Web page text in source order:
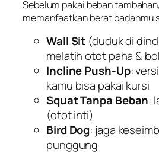
Sebelum pakai beban
memanfaatkan berat badanmu
Wall Sit (duduk di
melatih otot paha &
Incline Push-Up:
kamu bisa pakai kursi
Squat Tanpa Beban:
(otot inti)
Bird Dog: jaga
punggung